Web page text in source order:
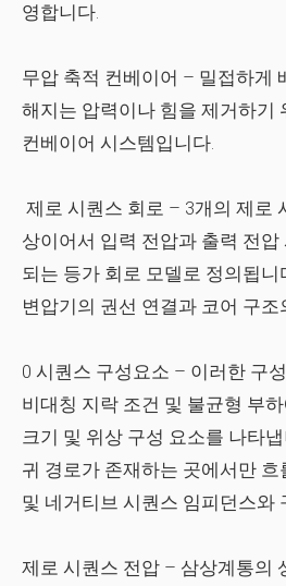
영합니다.
무압 축적 컨베이어 – 밀접하게
해지는 압력이나 힘을 제거하기
컨베이어 시스템입니다.
제로 시퀀스 회로 – 3개의 제로
상이어서 입력 전압과 출력 전압
되는 등가 회로 모델로 정의됩니
변압기의 권선 연결과 코어 구조
0 시퀀스 구성요소 – 이러한 구
비대칭 지락 조건 및 불균형 부
크기 및 위상 구성 요소를 나타
귀 경로가 존재하는 곳에서만
및 네거티브 시퀀스 임피던스와
제로 시퀀스 전압 – 삼상계통의